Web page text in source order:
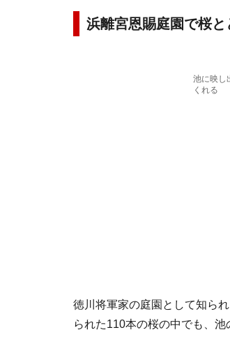
浜離宮恩賜庭園で桜
池に映し
くれる
徳川将軍家の庭園として知ら
られた110本の桜の中でも、